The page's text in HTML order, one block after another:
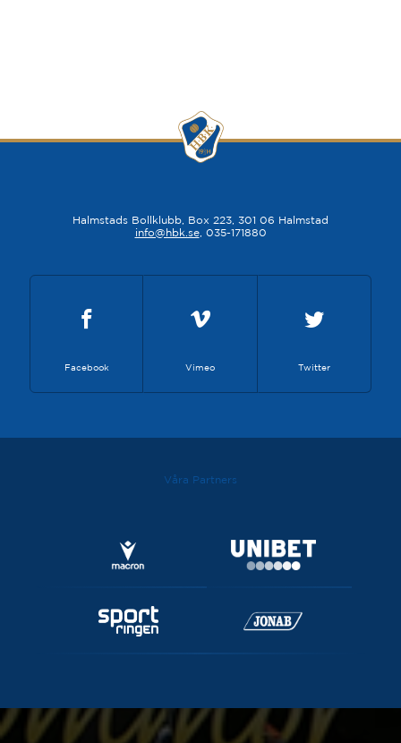
Halmstads Bollklubb, Box 223, 301 06 Halmstad
info@hbk.se, 035-171880
Facebook Vimeo Twitter
Våra Partners